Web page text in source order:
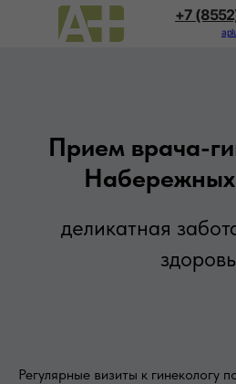
+7
Прием врача-
деликатная
Регулярные визиты к гинекологу